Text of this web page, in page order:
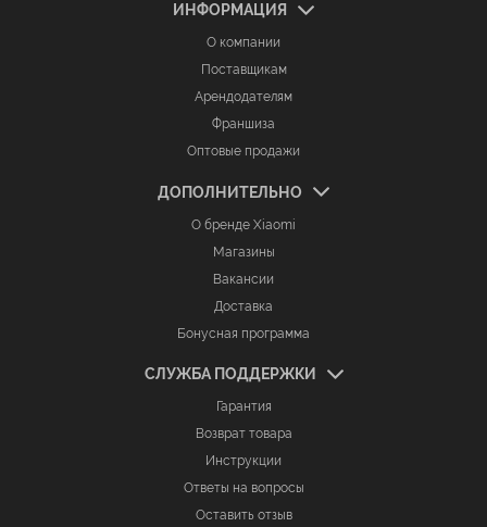
ИНФОРМАЦИЯ
О компании
Поставщикам
Арендодателям
Франшиза
Оптовые продажи
ДОПОЛНИТЕЛЬНО
О бренде Xiaomi
Магазины
Вакансии
Доставка
Бонусная программа
СЛУЖБА ПОДДЕРЖКИ
Гарантия
Возврат товара
Инструкции
Ответы на вопросы
Оставить отзыв